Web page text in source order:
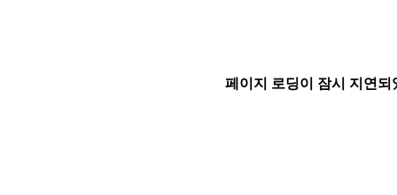
페이지 로딩이 잠시 지연